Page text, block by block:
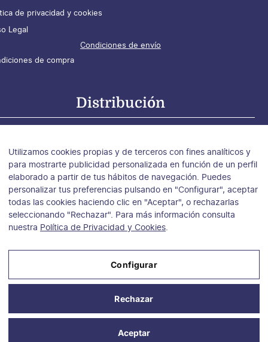
de privacidad y cookies
Legal
Condiciones de envío
de compra
Distribución
para Argentina, Chile y Uruguay
para México
Utilizamos cookies propias y de terceros con fines analíticos y
para mostrarte publicidad personalizada en función de un perfil
elaborado a partir de tus hábitos de navegación. Puedes
personalizar tus preferencias pulsando en "Configurar", aceptar
todas las cookies haciendo clic en "Aceptar", o rechazarlas
seleccionando "Rechazar". Para más información consulta
nuestra Política de Privacidad y Cookies
Configurar
Rechazar
Aceptar